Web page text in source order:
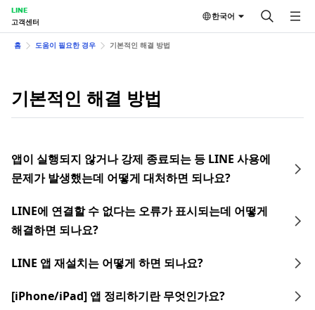
LINE
고객센터
한국어
홈 도움이 필요한 경우 기본적인 해결 방법
기본적인 해결 방법
앱이 실행되지 않거나 강제 종료되는 등 LINE 사용에
문제가 발생했는데 어떻게 대처하면 되나요?
LINE에 연결할 수 없다는 오류가 표시되는데 어떻게
해결하면 되나요?
LINE 앱 재설치는 어떻게 하면 되나요?
[iPhone/iPad] 앱 정리하기란 무엇인가요?